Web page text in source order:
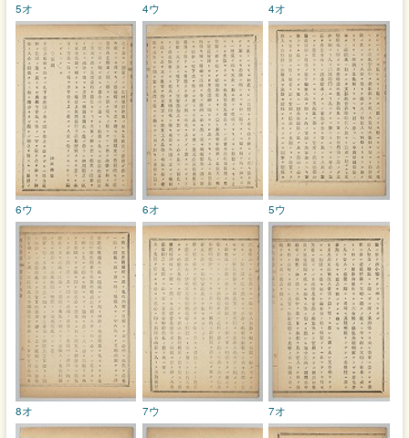
4オ
4ウ
5オ
5ウ
6オ
6ウ
7オ
7ウ
8オ